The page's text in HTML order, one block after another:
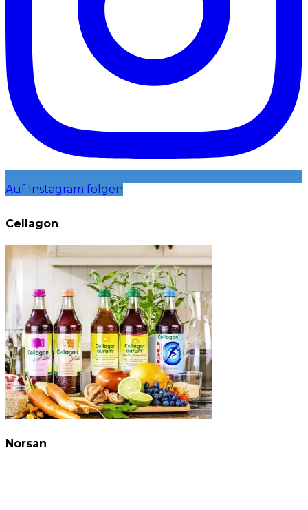
Auf Instagram folgen
Cellagon
Norsan